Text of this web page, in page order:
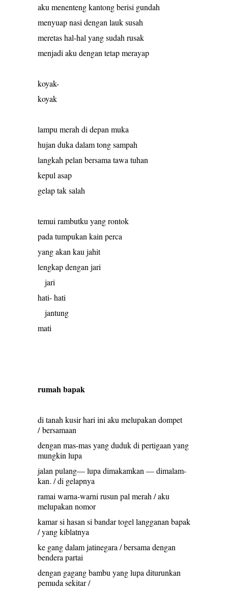
aku menenteng kantong berisi gundah
menyuap nasi dengan lauk susah
meretas hal-hal yang sudah rusak
menjadi aku dengan tetap merayap
koyak-
koyak
lampu merah di depan muka
hujan duka dalam tong sampah
langkah pelan bersama tawa tuhan
kepul asap
gelap tak salah
temui rambutku yang rontok
pada tumpukan kain perca
yang akan kau jahit
lengkap dengan jari
jari
hati- hati
jantung
mati
rumah bapak
di tanah kusir hari ini aku melupakan dompet
/ bersamaan
dengan mas-mas yang duduk di pertigaan yang
mungkin lupa
jalan pulang— lupa dimakamkan — dimalam-
kan. / di gelapnya
ramai warna-warni rusun pal merah / aku
melupakan nomor
kamar si hasan si bandar togel langganan bapak
/ yang kiblatnya
ke gang dalam jatinegara / bersama dengan
bendera partai
dengan gagang bambu yang lupa diturunkan
pemuda sekitar /